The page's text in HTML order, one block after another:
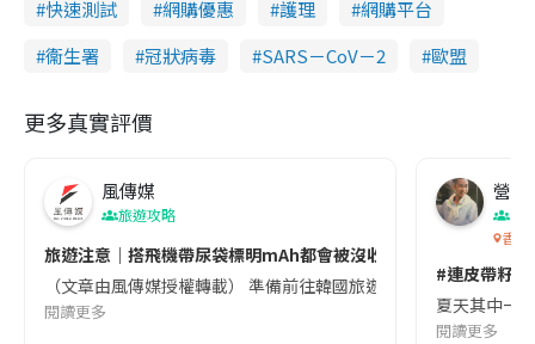
快速測試
網購優惠 護理
網購平台
衞生署
冠狀病毒 SARS－CoV－2 歐盟
更多真實評價
風傳媒
旅遊攻略
旅遊注意｜搭飛機帶尿袋標明mAh都會被沒收😱出發前切記檢查
（文章由風傳媒授權轉載） 準備前往韓國旅遊的民眾，近期要
閱讀更多
營養
香港
#連皮帶籽
夏天其中一
閱讀更多